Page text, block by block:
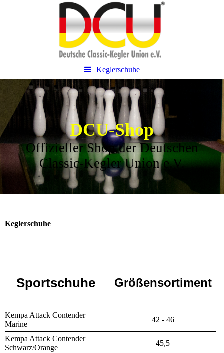
Keglerschuhe
DCU-Shop
Offizieller Shop der Deutschen
Classic-Kegler Union e.V.
Keglerschuhe
Sportschuhe Größensortiment
Kempa Attack Contender
Marine
42 - 46
Kempa Attack Contender
Schwarz/Orange
45,5